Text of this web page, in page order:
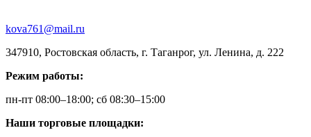
kova761@mail.ru
347910, Ростовская область, г. Таганрог, ул. Ленина, д. 222
Режим работы:
пн-пт 08:00–18:00; сб 08:30–15:00
Наши торговые площадки: